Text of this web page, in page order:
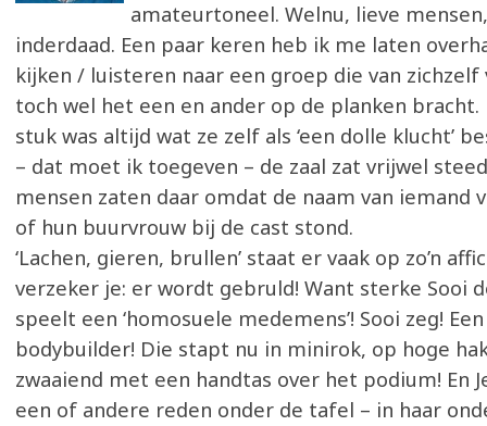
amateurtoneel. Welnu, lieve
inderdaad. Een paar keren heb ik me laten
kijken / luisteren naar een groep die van zichzelf
toch wel het een en ander op de planken bracht.
stuk was altijd wat ze zelf als ‘een dolle klucht’
– dat moet ik toegeven – de zaal zat vrijwel
mensen zaten daar omdat de naam van iemand
of hun buurvrouw bij de cast stond.
‘Lachen, gieren, brullen’ staat er vaak op zo’n
verzeker je: er wordt gebruld! Want sterke Sooi
speelt een ‘homosuele medemens’! Sooi zeg!
bodybuilder! Die stapt nu in minirok, op hoge
zwaaiend met een handtas over het podium! En
een of andere reden onder de tafel – in haar